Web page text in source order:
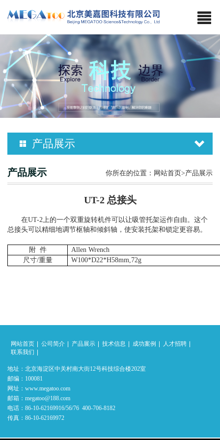
产品展示
产品展示 你所在的位置： 网站首页>产品展示
UT-2 总接头
在UT-2上的一个双重旋转机件可以让吸管托架运作自由。这个
总接头可以精细地调节枢轴和倾斜轴，使安装托架和锁定更容易。
附 件
Allen Wrench
尺寸/重量
W100*D22*H58mm,72g
网站首页 公司简介 产品展示 技术信息 成功案例
人才招聘
联系我们
地址：北京海淀区中关村南大街12号科技综合楼202室
邮编：100081
网址：www.megatoo.com
邮箱：megatoo@188.com
电话：86-10-62169916/56/76 400-706-8182
传真：86-10-62169972